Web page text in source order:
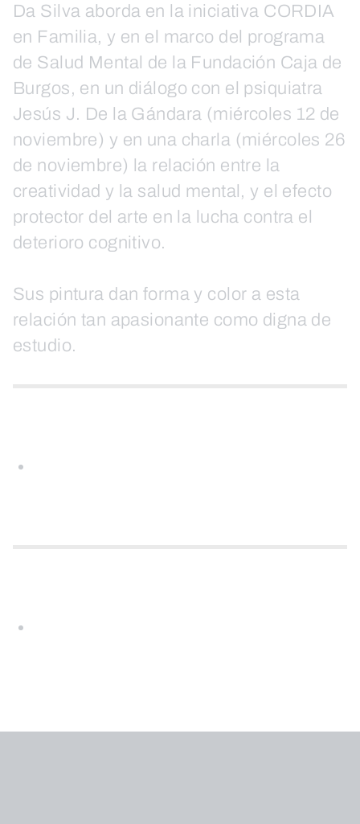
Da Silva aborda en la iniciativa CORDIA
en Familia, y en el marco del programa
de Salud Mental de la Fundación Caja de
Burgos, en un diálogo con el psiquiatra
Jesús J. De la Gándara (miércoles 12 de
noviembre) y en una charla (miércoles 26
de noviembre) la relación entre la
creatividad y la salud mental, y el efecto
protector del arte en la lucha contra el
deterioro cognitivo.
Sus pintura dan forma y color a esta
relación tan apasionante como digna de
estudio.